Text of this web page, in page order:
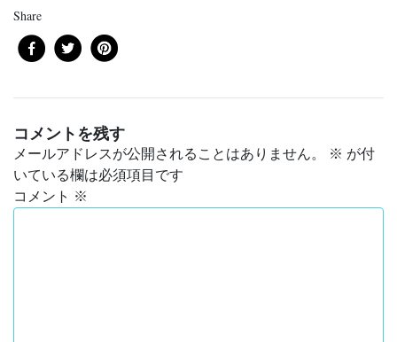
Share
コメントを残す
メールアドレスが公開されることはありません。 ※ が付
いている欄は必須項目です
コメント ※